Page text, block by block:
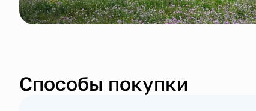
Способы покупки